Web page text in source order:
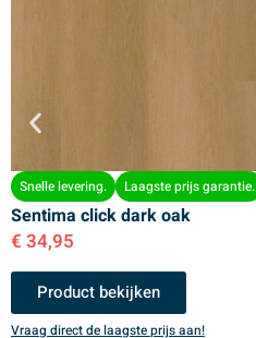
Snelle levering. Laagste prijs garantie.
Sentima click dark oak
€ 34,95
Product bekijken
Vraag direct de laagste prijs aan!